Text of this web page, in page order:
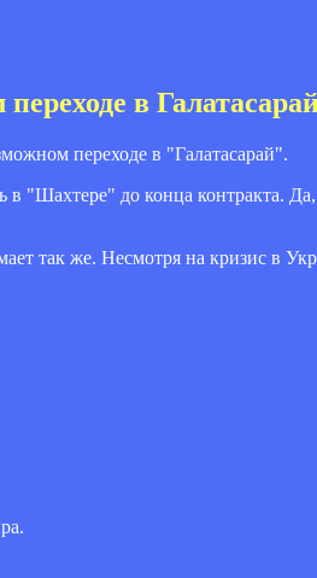
в
переходе в "Галатасарай".
"Шахтере" до конца контракта.
так же. Несмотря на кризис в